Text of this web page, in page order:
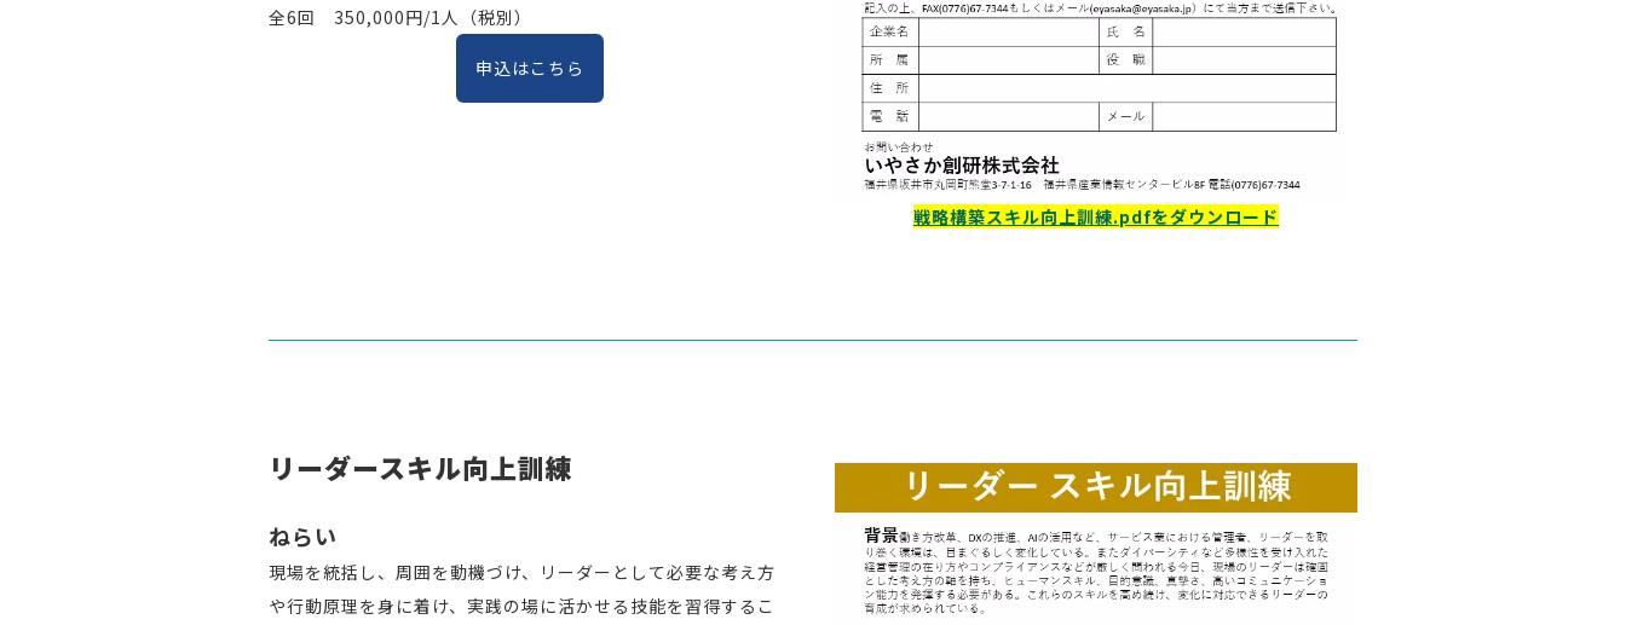
全6回 350,000円/1人（税別）
申込はこちら
戦略構築スキル向上訓練.pdfをダウンロード
リーダースキル向上訓練
ねらい
現場を統括し、周囲を動機づけ、リーダーとして必要な考え方
や行動原理を身に着け、実践の場に活かせる技能を習得するこ